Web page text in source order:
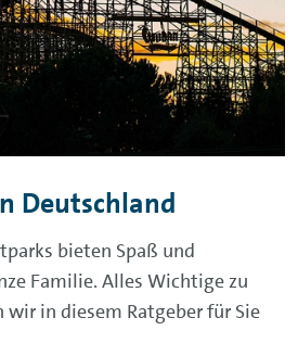
Deutschland
bieten Spaß und
Familie. Alles Wichtige zu
wir in diesem Ratgeber für Sie